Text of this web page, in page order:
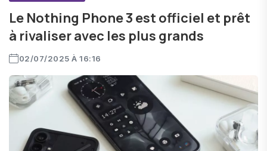
Le Nothing Phone 3 est officiel et prêt
à rivaliser avec les plus grands
02/07/2025 À 16:16